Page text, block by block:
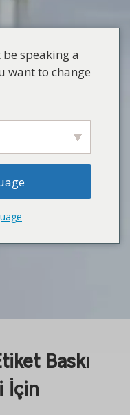
Getirin
Makinesi
Gösteri İçin
Ücretsiz Örnekler
Baskı
İçin
speaking a
want to change